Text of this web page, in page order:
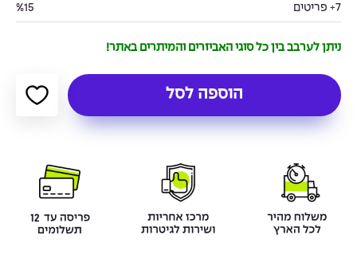
7+ פריטים %15
ניתן לערבב בין כל סוגי האביזרים והמיתרים באתר!
הוספה לסל